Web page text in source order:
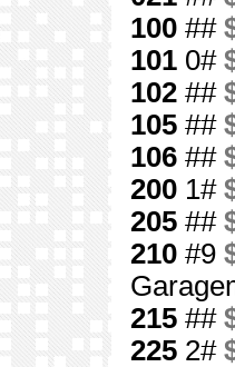
100 ##
101 0#
102 ##
105 ##
106 ##
200 1#
205 ##
210 #9
215 ##
225 2#